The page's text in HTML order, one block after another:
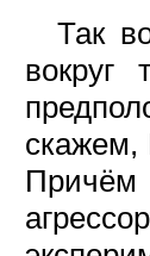
Так
вокруг
скажем,
Причём